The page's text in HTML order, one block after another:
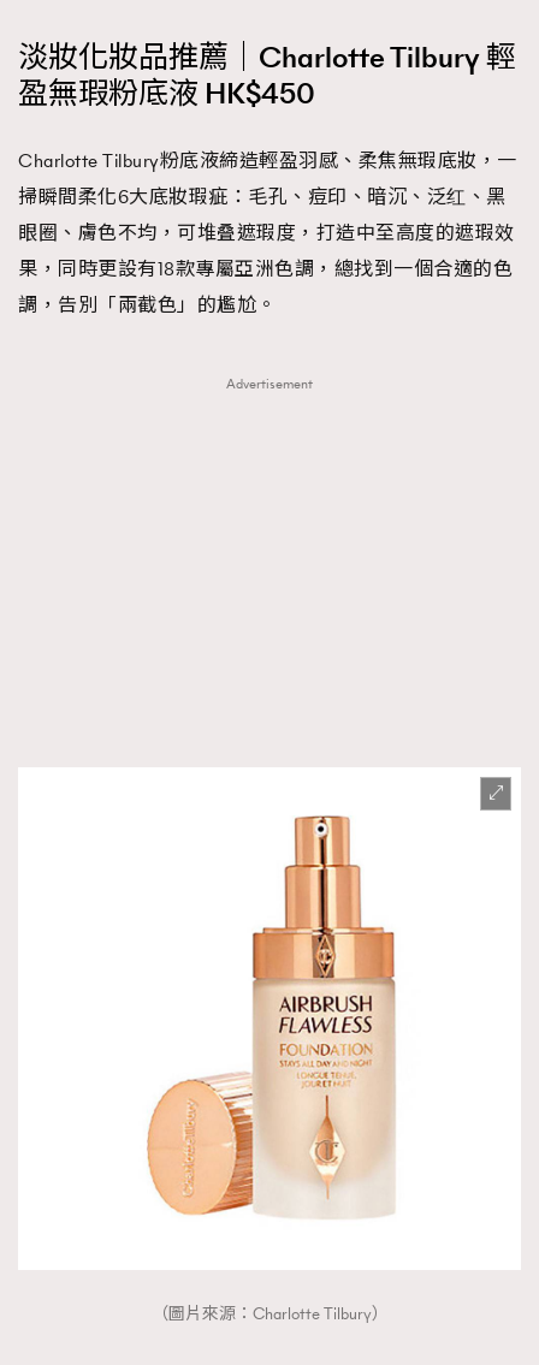
AFrenchMind
DressLikeAParisienne
EmpowerF
FashionWeek FigaroAesthetic
淡妝化妝品推薦｜Charlotte Tilbury 輕
盈無瑕粉底液 HK$450
Charlotte Tilbury粉底液締造輕盈羽感、柔焦無瑕底妝，一
掃瞬間柔化6大底妝瑕疵：毛孔、痘印、暗沉、泛红、黑
眼圈、膚色不均，可堆叠遮瑕度，打造中至高度的遮瑕效
果，同時更設有18款專屬亞洲色調，總找到一個合適的色
調，告別「兩截色」的尷尬。
Advertisement
（圖片來源：Charlotte Tilbury）